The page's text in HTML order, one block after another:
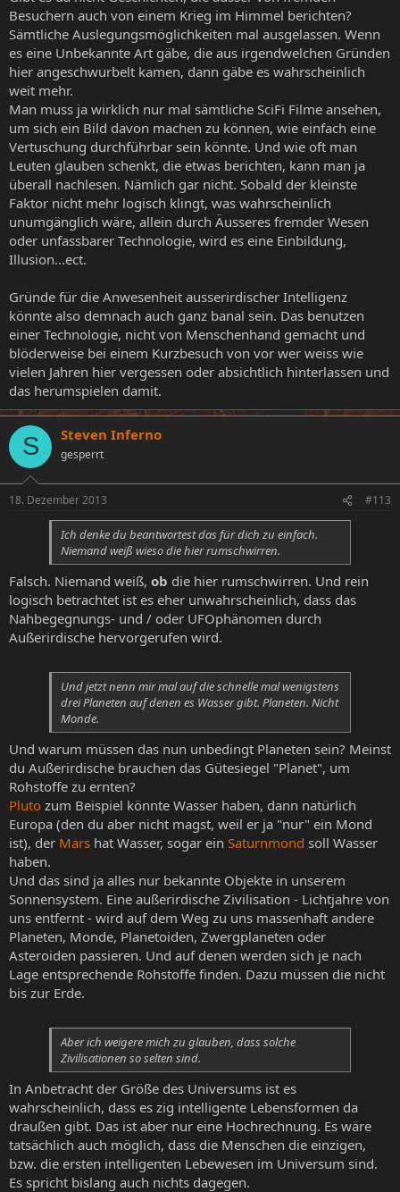
Besuchern auch von einem Krieg im Himmel berichten?
Sämtliche Auslegungsmöglichkeiten mal ausgelassen. Wenn
es eine Unbekannte Art gäbe, die aus irgendwelchen Gründen
hier angeschwurbelt kamen, dann gäbe es wahrscheinlich
weit mehr.
Man muss ja wirklich nur mal sämtliche SciFi Filme ansehen,
um sich ein Bild davon machen zu können, wie einfach eine
Vertuschung durchführbar sein könnte. Und wie oft man
Leuten glauben schenkt, die etwas berichten, kann man ja
überall nachlesen. Nämlich gar nicht. Sobald der kleinste
Faktor nicht mehr logisch klingt, was wahrscheinlich
unumgänglich wäre, allein durch Äusseres fremder Wesen
oder unfassbarer Technologie, wird es eine Einbildung,
Illusion...ect.
Gründe für die Anwesenheit ausserirdischer Intelligenz
könnte also demnach auch ganz banal sein. Das benutzen
einer Technologie, nicht von Menschenhand gemacht und
blöderweise bei einem Kurzbesuch von vor wer weiss wie
vielen Jahren hier vergessen oder absichtlich hinterlassen und
das herumspielen damit.
S Steven Inferno
gesperrt
18. Dezember 2013 #113
Ich denke du beantwortest das für dich zu einfach.
Niemand weiß wieso die hier rumschwirren.
Falsch. Niemand weiß, ob die hier rumschwirren. Und rein
logisch betrachtet ist es eher unwahrscheinlich, dass das
Nahbegegnungs- und / oder UFOphänomen durch
Außerirdische hervorgerufen wird.
Und jetzt nenn mir mal auf die schnelle mal wenigstens
drei Planeten auf denen es Wasser gibt. Planeten. Nicht
Monde.
Und warum müssen das nun unbedingt Planeten sein? Meinst
du Außerirdische brauchen das Gütesiegel "Planet", um
Rohstoffe zu ernten?
Pluto zum Beispiel könnte Wasser haben, dann natürlich
Europa (den du aber nicht magst, weil er ja "nur" ein Mond
ist), der Mars hat Wasser, sogar ein Saturnmond soll Wasser
haben.
Und das sind ja alles nur bekannte Objekte in unserem
Sonnensystem. Eine außerirdische Zivilisation - Lichtjahre von
uns entfernt - wird auf dem Weg zu uns massenhaft andere
Planeten, Monde, Planetoiden, Zwergplaneten oder
Asteroiden passieren. Und auf denen werden sich je nach
Lage entsprechende Rohstoffe finden. Dazu müssen die nicht
bis zur Erde.
Aber ich weigere mich zu glauben, dass solche
Zivilisationen so selten sind.
In Anbetracht der Größe des Universums ist es
wahrscheinlich, dass es zig intelligente Lebensformen da
draußen gibt. Das ist aber nur eine Hochrechnung. Es wäre
tatsächlich auch möglich, dass die Menschen die einzigen,
bzw. die ersten intelligenten Lebewesen im Universum sind.
Es spricht bislang auch nichts dagegen.